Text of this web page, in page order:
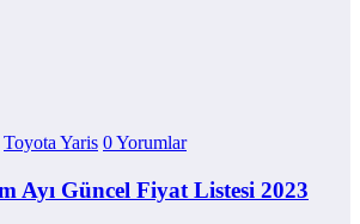
Toyota Yaris 0 Yorumlar
Ayı Güncel Fiyat Listesi 2023